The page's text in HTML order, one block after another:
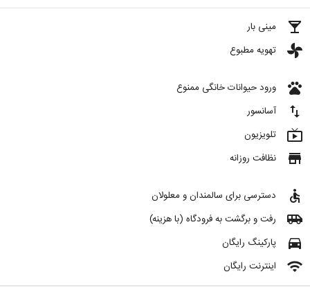
local_bar مینی بار
toys تهویه مطبوع
pets ورود حیوانات خانگی ممنوع
import_export آسانسور
live_tv تلویزیون
store نظافت روزانه
accessible دسترسی برای سالمندان و معلولان
airport_shuttle رفت و برگشت به فرودگاه (با هزینه)
directions_car پارکینگ رایگان
wifi اینترنت رایگان